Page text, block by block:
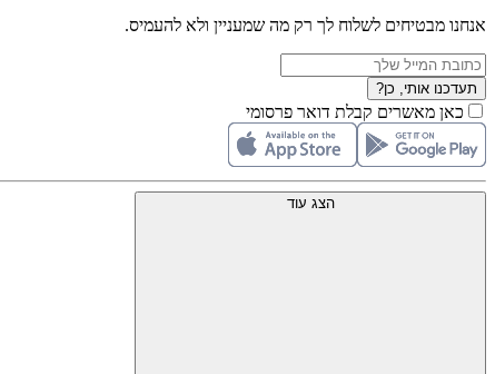
אנחנו מבטיחים לשלוח לך רק מה שמעניין ולא להעמיס.
תעדכנו אותי, כן?
כאן מאשרים קבלת דואר פרסומי
הצג עוד